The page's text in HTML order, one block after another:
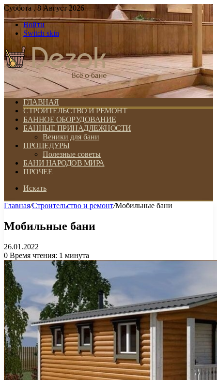
Суббота , 8 Август 2026
Войти
Switch skin
ГЛАВНАЯ
СТРОИТЕЛЬСТВО И РЕМОНТ
БАННОЕ ОБОРУДОВАНИЕ
БАННЫЕ ПРИНАДЛЕЖНОСТИ
Веники для бани
ПРОЦЕДУРЫ
Полезные советы
БАНИ НАРОДОВ МИРА
ПРОЧЕЕ
Искать
Главная/Строительство и ремонт/Мобильные бани
Мобильные бани
26.01.2022
0 Время чтения: 1 минута